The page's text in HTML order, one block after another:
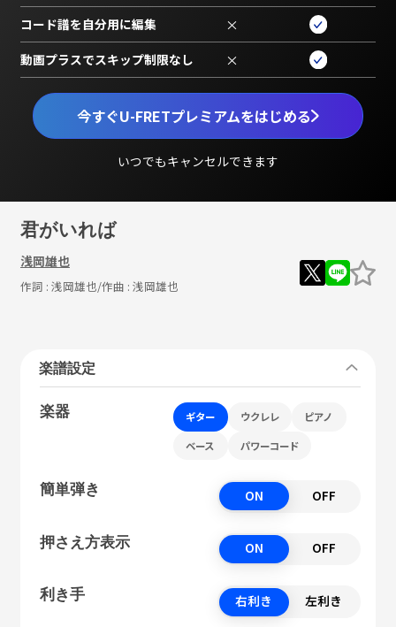
今すぐU-FRETプレミアムをはじめる
いつでもキャンセルできます
コード譜を自分用に編集 ×
動画プラスでスキップ制限なし ×
君がいれば
浅岡雄也
作詞 : 浅岡雄也/作曲 : 浅岡雄也
楽譜設定
楽器 ギター ウクレレ ピアノ
ベース パワーコード
簡単弾き ON OFF
押さえ方表示 ON OFF
利き手 右利き 左利き